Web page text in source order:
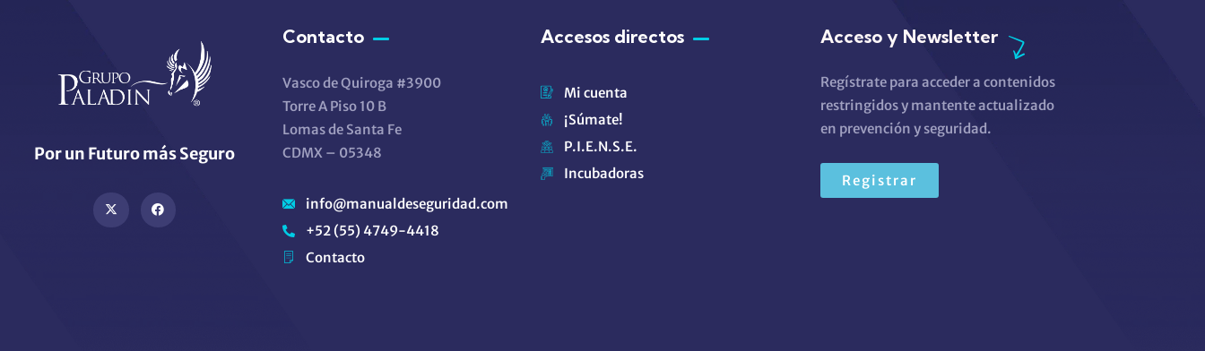
Por un Futuro más Seguro
Contacto
Vasco de Quiroga #3900
Torre A Piso 10 B
Lomas de Santa Fe
CDMX – 05348
info@manualdeseguridad.com
+52 (55) 4749-4418
Contacto
Accesos directos
Mi cuenta
¡Súmate!
P.I.E.N.S.E.
Incubadoras
Acceso y Newsletter
Regístrate para acceder a contenidos
restringidos y mantente actualizado
en prevención y seguridad.
Registrar